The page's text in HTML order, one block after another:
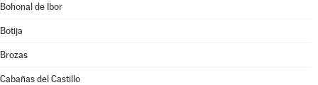
Bohonal de Ibor
Botija
Brozas
Cabañas del Castillo